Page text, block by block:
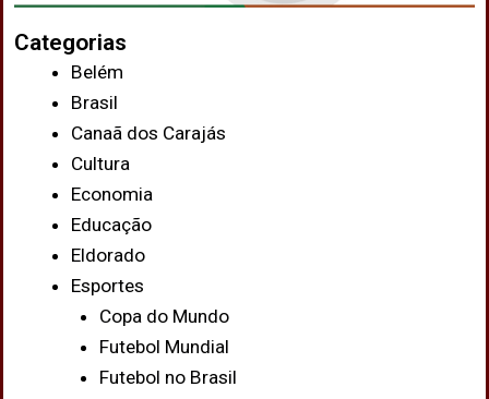
Categorias
Belém
Brasil
Canaã dos Carajás
Cultura
Economia
Educação
Eldorado
Esportes
Copa do Mundo
Futebol Mundial
Futebol no Brasil